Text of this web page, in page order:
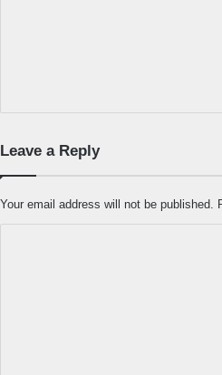
Leave a Reply
Your email address will not be published.